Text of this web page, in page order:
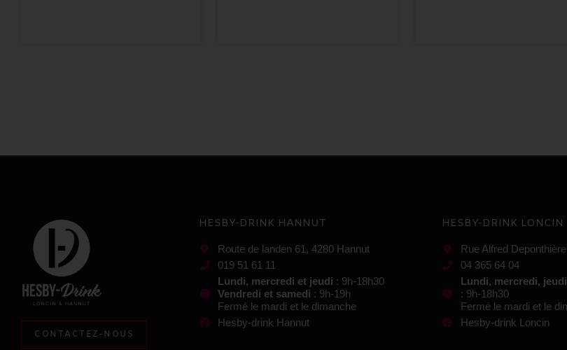
CONTACTEZ-NOUS
HESBY-DRINK HANNUT
Route de landen 61, 4280 Hannut
019 51 61 11
Lundi, mercredi et jeudi : 9h-18h30
Vendredi et samedi : 9h-19h
Fermé le mardi et le dimanche
Hesby-drink Hannut
HESBY-DRINK LONCIN
Rue Alfred
04 365 64 04
Lundi, mercredi,
: 9h-18h30
Fermé le mardi et le
Hesby-drink Loncin